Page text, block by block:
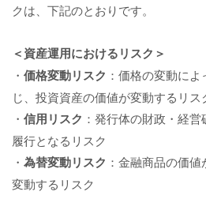
クは、下記のとおりです。
＜資産運用におけるリスク＞
・ 価格変動リスク ：価格の変動に
じ、投資資産の価値が変動するリス
・ 信用リスク ：発行体の財政・経
履行となるリスク
・ 為替変動リスク ：金融商品の価
変動するリスク